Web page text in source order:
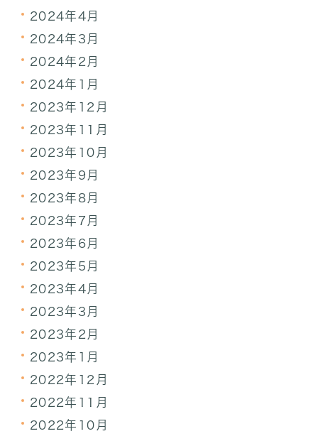
2024年4月
2024年3月
2024年2月
2024年1月
2023年12月
2023年11月
2023年10月
2023年9月
2023年8月
2023年7月
2023年6月
2023年5月
2023年4月
2023年3月
2023年2月
2023年1月
2022年12月
2022年11月
2022年10月